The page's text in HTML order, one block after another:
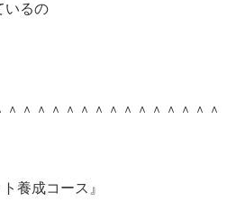
いるの
＾＾＾＾＾＾＾＾＾＾＾＾＾＾＾
養成コース』